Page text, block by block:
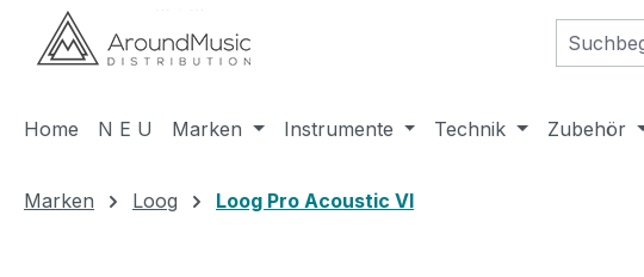
Hauptinhalt springen
Zur Suche springen
Zur Hauptnavigation springen
Home N E U Marken Instrumente Technik Zubehör
Marken Loog Loog Pro Acoustic VI